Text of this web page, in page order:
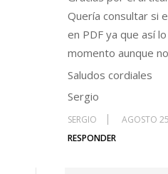
Quería consultar si
en PDF ya que así
momento aunque
Saludos cordiales
Sergio
SERGIO AGOSTO
RESPONDER